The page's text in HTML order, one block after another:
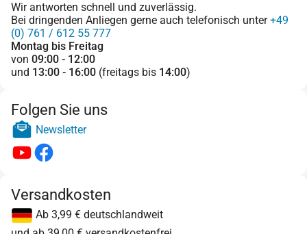
Wir antworten schnell und zuverlässig.
Bei dringenden Anliegen gerne auch telefonisch unter+49
(0) 761 / 612 55 777
Montag bis Freitag
von 09:00 - 12:00
und 13:00 - 16:00 (freitags bis 14:00)
Folgen Sie uns
Newsletter
Versandkosten
Ab 3,99 € deutschlandweit